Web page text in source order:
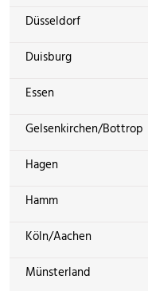
Düsseldorf
Duisburg
Essen
Gelsenkirchen/Bottrop
Hagen
Hamm
Köln/Aachen
Münsterland